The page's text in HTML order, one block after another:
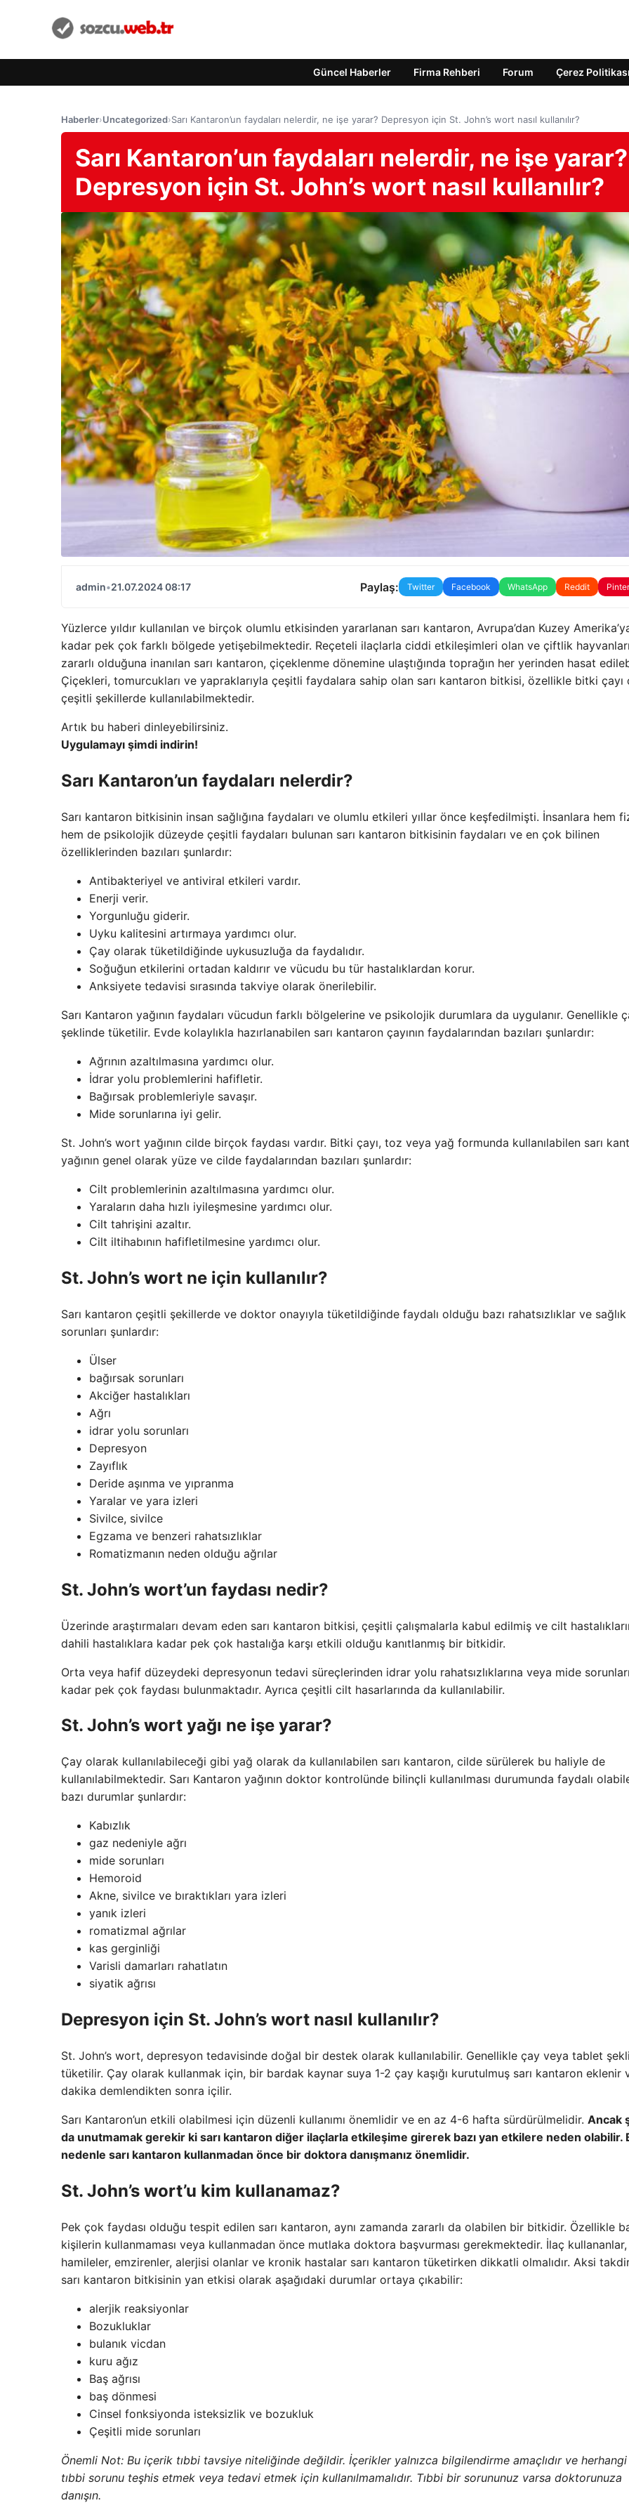
Güncel Haberler Firma Rehberi Forum Çerez Politikası
Haberler›Uncategorized›Sarı Kantaron’un faydaları nelerdir, ne işe yarar? Depresyon için St. John’s wort nasıl kullanılır?
Sarı Kantaron’un faydaları nelerdir, ne işe yarar?
Depresyon için St. John’s wort nasıl kullanılır?
admin•21.07.2024 08:17 Paylaş: Twitter Facebook WhatsApp Reddit
Yüzlerce yıldır kullanılan ve birçok olumlu etkisinden yararlanan sarı kantaron, Avrupa’dan Kuzey
kadar pek çok farklı bölgede yetişebilmektedir. Reçeteli ilaçlarla ciddi etkileşimleri olan ve çiftlik
zararlı olduğuna inanılan sarı kantaron, çiçeklenme dönemine ulaştığında toprağın her yerinden hasat
Çiçekleri, tomurcukları ve yapraklarıyla çeşitli faydalara sahip olan sarı kantaron bitkisi, özellikle bitki çayı
çeşitli şekillerde kullanılabilmektedir.
Artık bu haberi dinleyebilirsiniz.
Uygulamayı şimdi indirin!
Sarı Kantaron’un faydaları nelerdir?
Sarı kantaron bitkisinin insan sağlığına faydaları ve olumlu etkileri yıllar önce keşfedilmişti. İnsanlara hem
hem de psikolojik düzeyde çeşitli faydaları bulunan sarı kantaron bitkisinin faydaları ve en çok bilinen
özelliklerinden bazıları şunlardır:
Antibakteriyel ve antiviral etkileri vardır.
Enerji verir.
Yorgunluğu giderir.
Uyku kalitesini artırmaya yardımcı olur.
Çay olarak tüketildiğinde uykusuzluğa da faydalıdır.
Soğuğun etkilerini ortadan kaldırır ve vücudu bu tür hastalıklardan korur.
Anksiyete tedavisi sırasında takviye olarak önerilebilir.
Sarı Kantaron yağının faydaları vücudun farklı bölgelerine ve psikolojik durumlara da uygulanır. Genellikle
şeklinde tüketilir. Evde kolaylıkla hazırlanabilen sarı kantaron çayının faydalarından bazıları şunlardır:
Ağrının azaltılmasına yardımcı olur.
İdrar yolu problemlerini hafifletir.
Bağırsak problemleriyle savaşır.
Mide sorunlarına iyi gelir.
St. John’s wort yağının cilde birçok faydası vardır. Bitki çayı, toz veya yağ formunda kullanılabilen sarı
yağının genel olarak yüze ve cilde faydalarından bazıları şunlardır:
Cilt problemlerinin azaltılmasına yardımcı olur.
Yaraların daha hızlı iyileşmesine yardımcı olur.
Cilt tahrişini azaltır.
Cilt iltihabının hafifletilmesine yardımcı olur.
St. John’s wort ne için kullanılır?
Sarı kantaron çeşitli şekillerde ve doktor onayıyla tüketildiğinde faydalı olduğu bazı rahatsızlıklar ve sağlık
sorunları şunlardır:
Ülser
bağırsak sorunları
Akciğer hastalıkları
Ağrı
idrar yolu sorunları
Depresyon
Zayıflık
Deride aşınma ve yıpranma
Yaralar ve yara izleri
Sivilce, sivilce
Egzama ve benzeri rahatsızlıklar
Romatizmanın neden olduğu ağrılar
St. John’s wort’un faydası nedir?
Üzerinde araştırmaları devam eden sarı kantaron bitkisi, çeşitli çalışmalarla kabul edilmiş ve cilt
dahili hastalıklara kadar pek çok hastalığa karşı etkili olduğu kanıtlanmış bir bitkidir.
Orta veya hafif düzeydeki depresyonun tedavi süreçlerinden idrar yolu rahatsızlıklarına veya mide
kadar pek çok faydası bulunmaktadır. Ayrıca çeşitli cilt hasarlarında da kullanılabilir.
St. John’s wort yağı ne işe yarar?
Çay olarak kullanılabileceği gibi yağ olarak da kullanılabilen sarı kantaron, cilde sürülerek bu haliyle de
kullanılabilmektedir. Sarı Kantaron yağının doktor kontrolünde bilinçli kullanılması durumunda faydalı
bazı durumlar şunlardır:
Kabızlık
gaz nedeniyle ağrı
mide sorunları
Hemoroid
Akne, sivilce ve bıraktıkları yara izleri
yanık izleri
romatizmal ağrılar
kas gerginliği
Varisli damarları rahatlatın
siyatik ağrısı
Depresyon için St. John’s wort nasıl kullanılır?
St. John’s wort, depresyon tedavisinde doğal bir destek olarak kullanılabilir. Genellikle çay veya tablet
tüketilir. Çay olarak kullanmak için, bir bardak kaynar suya 1-2 çay kaşığı kurutulmuş sarı kantaron eklenir
dakika demlendikten sonra içilir.
Sarı Kantaron’un etkili olabilmesi için düzenli kullanımı önemlidir ve en az 4-6 hafta sürdürülmelidir. Ancak
da unutmamak gerekir ki sarı kantaron diğer ilaçlarla etkileşime girerek bazı yan etkilere neden olabilir.
nedenle sarı kantaron kullanmadan önce bir doktora danışmanız önemlidir.
St. John’s wort’u kim kullanamaz?
Pek çok faydası olduğu tespit edilen sarı kantaron, aynı zamanda zararlı da olabilen bir bitkidir. Özellikle
kişilerin kullanmaması veya kullanmadan önce mutlaka doktora başvurması gerekmektedir. İlaç kullananlar,
hamileler, emzirenler, alerjisi olanlar ve kronik hastalar sarı kantaron tüketirken dikkatli olmalıdır. Aksi
sarı kantaron bitkisinin yan etkisi olarak aşağıdaki durumlar ortaya çıkabilir:
alerjik reaksiyonlar
Bozukluklar
bulanık vicdan
kuru ağız
Baş ağrısı
baş dönmesi
Cinsel fonksiyonda isteksizlik ve bozukluk
Çeşitli mide sorunları
Önemli Not: Bu içerik tıbbi tavsiye niteliğinde değildir. İçerikler yalnızca bilgilendirme amaçlıdır ve
tıbbi sorunu teşhis etmek veya tedavi etmek için kullanılmamalıdır. Tıbbi bir sorununuz varsa doktorunuza
danışın.